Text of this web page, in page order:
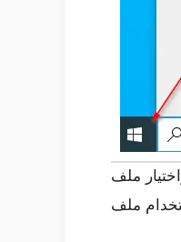
ملف